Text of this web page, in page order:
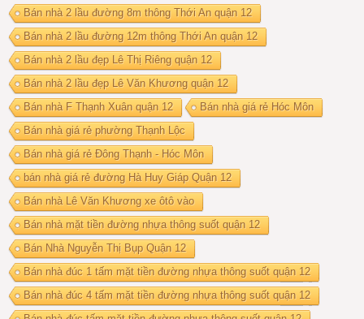
Bán nhà 2 lầu đường 8m thông Thới An quận 12
Bán nhà 2 lầu đường 12m thông Thới An quận 12
Bán nhà 2 lầu đẹp Lê Thị Riêng quận 12
Bán nhà 2 lầu đẹp Lê Văn Khương quận 12
Bán nhà F Thạnh Xuân quận 12
Bán nhà giá rẻ Hóc Môn
Bán nhà giá rẻ phường Thạnh Lộc
Bán nhà giá rẻ Đông Thạnh - Hóc Môn
bán nhà giá rẻ đường Hà Huy Giáp Quận 12
Bán nhà Lê Văn Khương xe ôtô vào
Bán nhà mặt tiền đường nhựa thông suốt quận 12
Bán Nhà Nguyễn Thị Bụp Quận 12
Bán nhà đúc 1 tấm mặt tiền đường nhựa thông suốt quận 12
Bán nhà đúc 4 tấm mặt tiền đường nhựa thông suốt quận 12